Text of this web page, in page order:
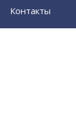
Контакты